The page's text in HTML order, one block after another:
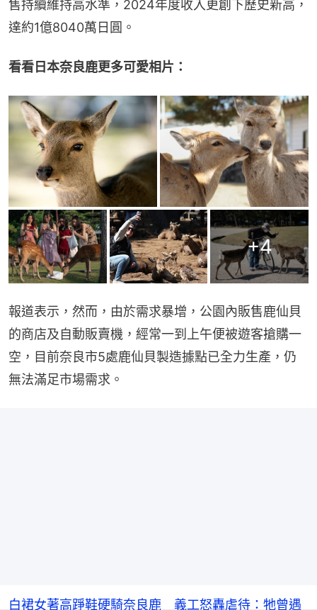
售持續維持高水準，2024年度收入更創下歷史新高，
達約1億8040萬日圓。
看看日本奈良鹿更多可愛相片：
+4
報道表示，然而，由於需求暴增，公園內販售鹿仙貝
的商店及自動販賣機，經常一到上午便被遊客搶購一
空，目前奈良市5處鹿仙貝製造據點已全力生產，仍
無法滿足市場需求。
白裙女著高踭鞋硬騎奈良鹿 義工怒轟虐待：牠曾遇
追蹤《香港01》